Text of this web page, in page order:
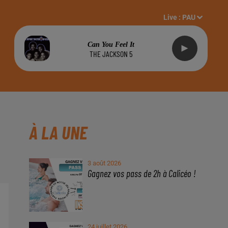
Live : PAU
Can You Feel It
THE JACKSON 5
À LA UNE
3 août 2026
Gagnez vos pass de 2h à Calicéo !